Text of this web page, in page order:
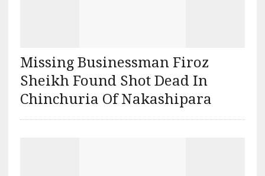
Missing Businessman Firoz
Sheikh Found Shot Dead In
Chinchuria Of Nakashipara